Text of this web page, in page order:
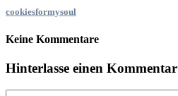
cookiesformysoul
Keine Kommentare
Hinterlasse einen Kommentar